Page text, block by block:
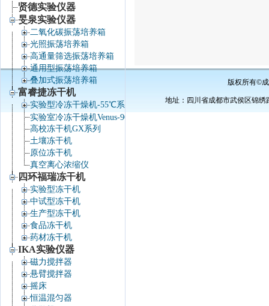
贤德实验仪器
旻泉实验仪器
二氧化碳振荡培养箱
光照振荡培养箱
高通量筛选振荡培养箱
通用型振荡培养箱
叠加式振荡培养箱
富睿捷冻干机
实验型冷冻干燥机-55℃系列
实验室冷冻干燥机Venus-90℃系列
高校冻干机GX系列
土壤冻干机
原位冻干机
真空离心浓缩仪
四环福瑞冻干机
实验型冻干机
中试型冻干机
生产型冻干机
食品冻干机
药材冻干机
IKA实验仪器
磁力搅拌器
悬臂搅拌器
摇床
恒温混匀器
版权所有©
地址：四川省成都市武侯区锦绣